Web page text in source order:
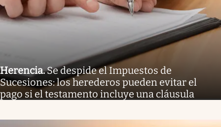
Herencia.Se despide el Impuestos de
Sucesiones: los herederos pueden evitar el
pago si el testamento incluye una cláusula